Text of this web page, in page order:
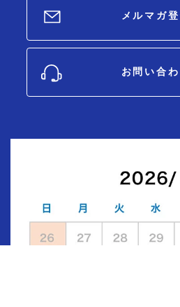
メルマガ
お問い合